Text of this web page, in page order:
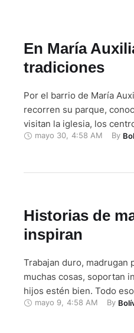
En María
tradiciones
Por el barrio de María
recorren su parque,
visitan la iglesia, los
sector. El barrio se
mayo 30 4:58 AM By
Historias de
inspiran
Trabajan duro, madrugan
muchas cosas, soportan
hijos estén bien. Todo
cuencanas para luchar
mayo 9 4:58 AM By